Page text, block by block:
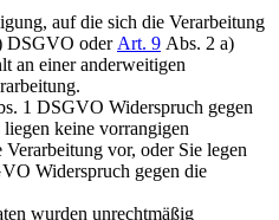
auf die sich die Verarbeitung
DSGVO oder Art. 9 Abs. 2 a)
an einer anderweitigen
1 DSGVO Widerspruch gegen
keine vorrangigen
vor, oder Sie legen
Widerspruch gegen die
wurden unrechtmäßig